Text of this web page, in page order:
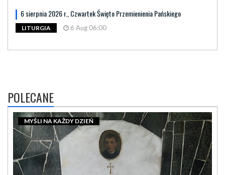
6 sierpnia 2026 r., Czwartek Święto Przemienienia Pańskiego
LITURGIA 6 Aug 06:00
POLECANE
MYŚLI NA KAŻDY DZIEŃ